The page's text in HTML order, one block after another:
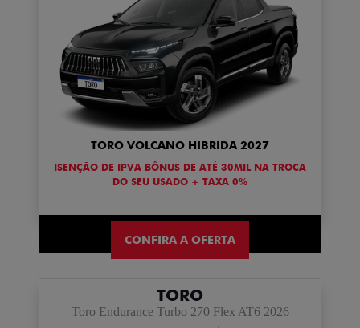
TORO VOLCANO HIBRIDA 2027
ISENÇÃO DE IPVA BÔNUS DE ATÉ 30MIL NA TROCA
DO SEU USADO + TAXA 0%
CONFIRA A OFERTA
TORO
Toro Endurance Turbo 270 Flex AT6 2026